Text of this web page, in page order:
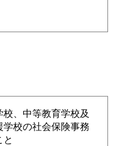
校、中等教育学校及
学校の社会保険事務
と